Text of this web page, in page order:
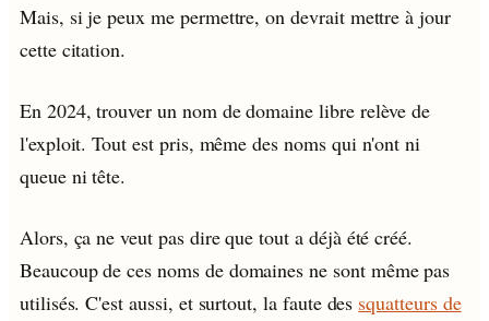
Mais, si je peux me permettre, on devrait mettre à jour
cette citation.
En 2024, trouver un nom de domaine libre relève de
l'exploit. Tout est pris, même des noms qui n'ont ni
queue ni tête.
Alors, ça ne veut pas dire que tout a déjà été créé.
Beaucoup de ces noms de domaines ne sont même pas
utilisés. C'est aussi, et surtout, la faute des squatteurs de